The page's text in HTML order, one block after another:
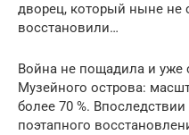
дворец, который ныне не
восстановили…
Война не пощадила и уже
Музейного острова:
более 70 %.
поэтапного